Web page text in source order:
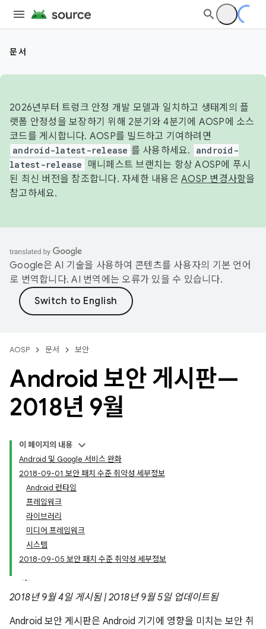
문서
2026년부터 트렁크 안정 개발 모델과 일치하고 생태계의 플
랫폼 안정성을 보장하기 위해 2분기와 4분기에 AOSP에 소스
코드를 게시합니다. AOSP를 빌드하고 기여하려면
android-latest-release 를 사용하세요.
android-
latest-release
매니페스트 브랜치는 항상 AOSP에 푸시
된 최신 버전을 참조합니다. 자세한 내용은 AOSP 변경사항을
참고하세요.
Google은 AI 기술을 사용하여 콘텐츠를 사용자의 기본 언어
로 번역합니다. AI 번역에는 오류가 있을 수 있습니다.
AOSP 문서 보안
Android 보안 게시판—
2018년 9월
이 페이지의 내용
Android 및 Google 서비스 완화
2018-09-01 보안 패치 수준 취약성 세부정보
Android 런타임
프레임워크
라이브러리
미디어 프레임워크
시스템
2018-09-05 보안 패치 수준 취약성 세부정보
2018년 9월 4일 게시됨 | 2018년 9월 5일 업데이트됨
Android 보안 게시판은 Android 기기에 영향을 미치는 보안 취